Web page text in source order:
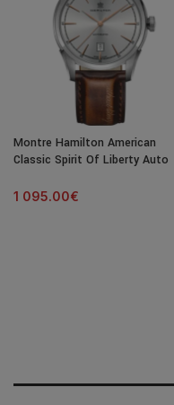
Montre Hamilton American
Classic Spirit Of Liberty Auto
42MM
1 095.00€